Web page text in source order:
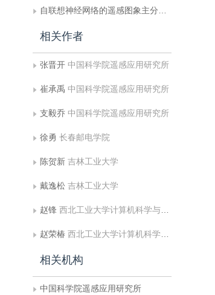
自联想神经网络的遥感图象主分量提取
相关作者
张晋开 中国科学院遥感应用研究所
崔承禹 中国科学院遥感应用研究所
支毅乔 中国科学院遥感应用研究所
徐勇 长春邮电学院
陈贺新 吉林工业大学
戴逸松 吉林工业大学
赵锋 西北工业大学计算机科学与工程系
赵荣椿 西北工业大学计算机科学与工程系
相关机构
中国科学院遥感应用研究所